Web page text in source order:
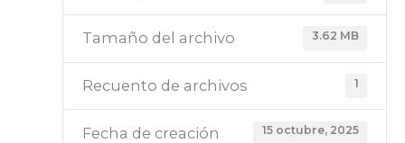
Tamaño del archivo 3.62 MB
Recuento de archivos 1
Fecha de creación 15 octubre, 2025